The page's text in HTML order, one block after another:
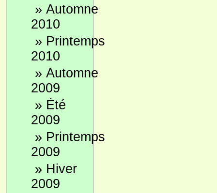
» Automne
2010
» Printemps
2010
» Automne
2009
» Été
2009
» Printemps
2009
» Hiver
2009